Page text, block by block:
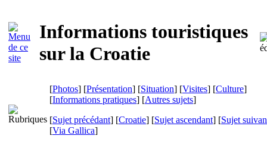
Informations touristiques
sur la Croatie
[Photos] [Présentation] [Situation] [Visites] [Culture]
[Informations pratiques] [Autres sujets]
[Sujet précédant] [Croatie] [Sujet ascendant] [Sujet
[Via Gallica]